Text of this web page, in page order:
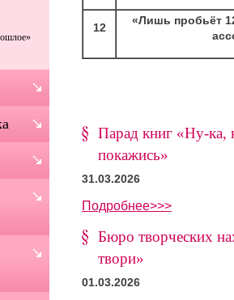
12
«Лишь пробьёт
Парад книг «Ну-ка,
покажись»
31.03.2026
Подробнее>>>
Бюро творческих
твори»
01.03.2026